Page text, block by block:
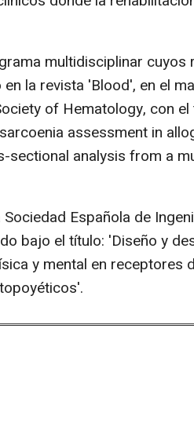
multidisciplinar cuyos
la revista 'Blood', en el
of Hematology, con
assessment in
sectional analysis from a
Española de
bajo el título: 'Diseño y
y mental en receptores